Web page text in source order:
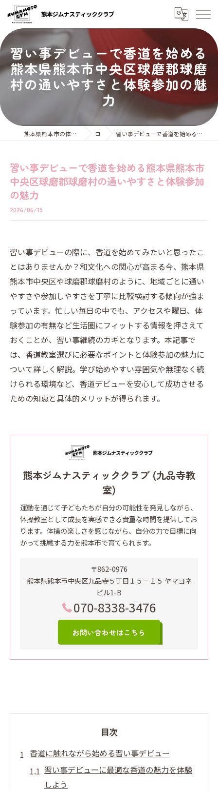
習い事デビューで香道を始める
熊本県熊本市中央区球磨郡球磨
村の通いやすさと体験参加の魅
力
熊本県熊本市の体操教室なら熊本ジムナスティッククラブ コラム 習い事デビューで香道を始める熊本県熊本市中央区球磨郡球磨村の通いやすさと体験参加の魅力
習い事デビューで香道を始める熊本県熊本市
中央区球磨郡球磨村の通いやすさと体験参加
の魅力
2026/06/15
習い事デビューの際に、香道を始めてみたいと思ったこ
とはありませんか？和文化への関心が高まる今、熊本県
熊本市中央区や球磨郡球磨村のように、地域ごとに通い
やすさや参加しやすさを丁寧に比較検討する傾向が強ま
っています。忙しい毎日の中でも、アクセスや曜日、体
験参加の有無など生活圏にフィットする情報を押さえて
おくことが、習い事継続のカギとなります。本記事で
は、香道教室選びに必要なポイントと体験参加の魅力に
ついて詳しく解説。学び始めやすい雰囲気や無理なく続
けられる環境など、香道デビューを安心して成功させる
ための知恵と具体的メリットが得られます。
熊本ジムナスティッククラブ (九品寺教
室)
運動を通じて子どもたちが自分の可能性を発見しながら、
体操教室として成長を実感できる貴重な時間を提供してお
ります。体操の楽しさを感じながら、自分の力で目標に向
かって挑戦する力を熊本市で育てられます。
〒862-0976
熊本県熊本市中央区九品寺５丁目１５－１５ ヤマヨネ
ビル1-B
070-8338-3476
お問い合わせはこちら
目次
香道に触れながら始める習い事デビュー
習い事デビューに最適な香道の魅力を体験
しよう